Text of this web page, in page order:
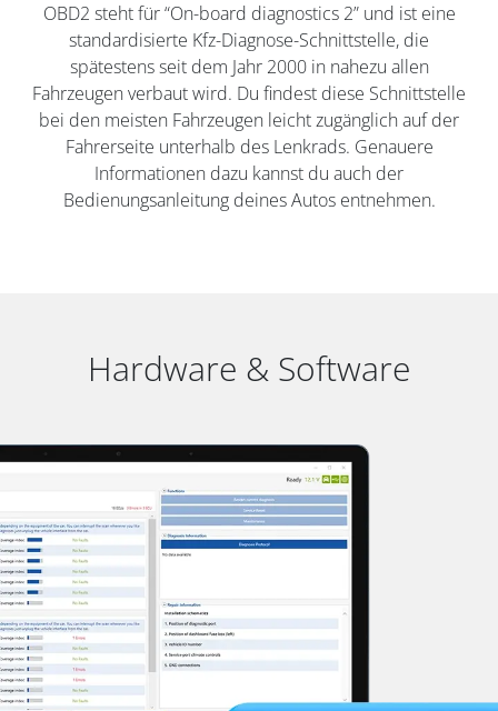
OBD2 steht für “On-board diagnostics 2” und ist eine
standardisierte Kfz-Diagnose-Schnittstelle, die
spätestens seit dem Jahr 2000 in nahezu allen
Fahrzeugen verbaut wird. Du findest diese Schnittstelle
bei den meisten Fahrzeugen leicht zugänglich auf der
Fahrerseite unterhalb des Lenkrads. Genauere
Informationen dazu kannst du auch der
Bedienungsanleitung deines Autos entnehmen.
Hardware & Software